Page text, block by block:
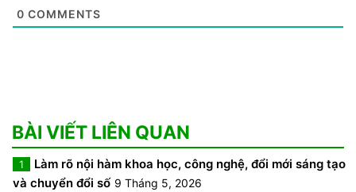
0 COMMENTS
BÀI VIẾT LIÊN QUAN
1
Làm rõ nội hàm khoa học, công nghệ, đổi mới sáng tạo
và chuyển đổi số 9 Tháng 5, 2026